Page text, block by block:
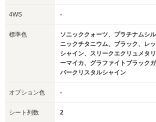
4WS -
標準色
ソニッククォーツ、プラチナムシ
ニックチタニウム、ブラック、レ
シャイン、スリークエクリュメタ
ーマイカ、グラファイトブラック
バークリスタルシャイン
オプション色 -
シート列数 2